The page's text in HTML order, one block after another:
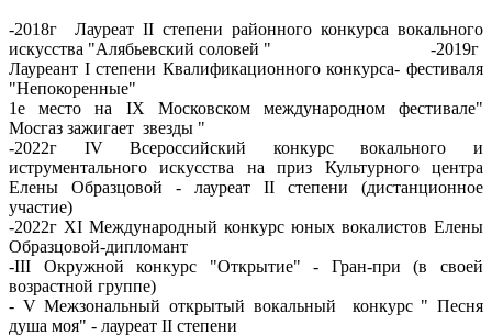
-2018г Лауреат II степени районного конкурса вокального
искусства "Алябьевский соловей " -2019г
Лауреант I степени Квалификационного конкурса- фестиваля
"Непокоренные"
1е место на IX Московском международном фестивале"
Мосгаз зажигает звезды "
-2022г IV Всероссийский конкурс вокального и
иструментального искусства на приз Культурного центра
Елены Образцовой - лауреат II степени (дистанционное
участие)
-2022г XI Mеждународный конкурс юных вокалистов Елены
Образцовой-дипломант
-III Окружной конкурс "Открытие" - Гран-при (в своей
возрастной группе)
- V Межзональный открытый вокальный конкурс " Песня
душа моя" - лауреат II степени